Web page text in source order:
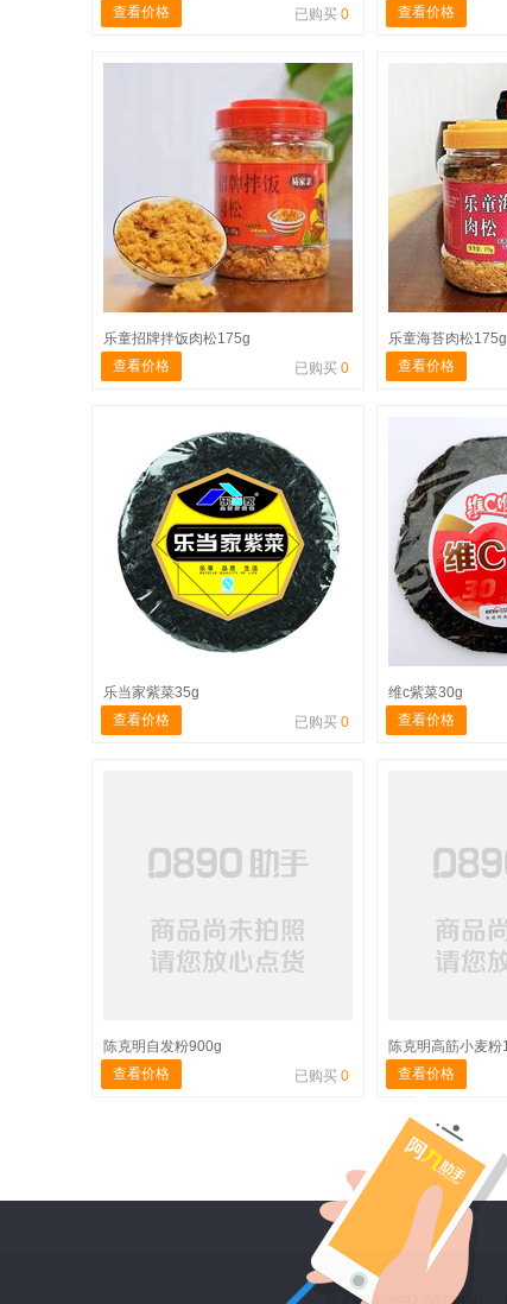
查看价格
已购买 0
查看价格
乐童招牌拌饭肉松175g
查看价格
已购买 0
乐童海苔肉松175g
查看价格
乐当家紫菜35g
查看价格
已购买 0
维c紫菜30g
查看价格
陈克明自发粉900g
查看价格
已购买 0
陈克明高筋小麦粉
查看价格